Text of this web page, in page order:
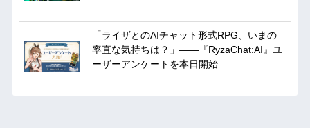
「ライザとのAIチャット形式RPG、いまの
率直な気持ちは？」——『RyzaChat:AI』ユ
ーザーアンケートを本日開始